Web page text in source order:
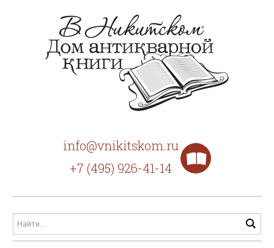
info@vnikitskom.ru
+7 (495) 926-41-14